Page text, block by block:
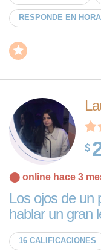
RESPONDE EN
⬤ online hace 3
Los ojos de un
hablar un gran
16 CALIFICACIONES